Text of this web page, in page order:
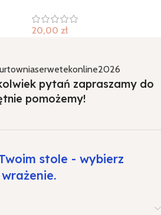
20,00 zł
pytań zapraszamy do
pomożemy!
stole - wybierz